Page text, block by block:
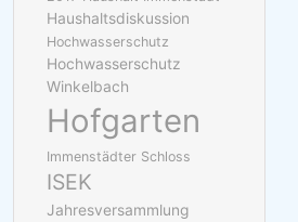
Haushaltsdiskussion
Hochwasserschutz
Hochwasserschutz
Winkelbach
Hofgarten
Immenstädter Schloss
ISEK
Jahresversammlung